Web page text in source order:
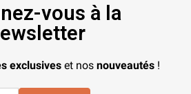
vous à la
exclusives et nos nouveautés !